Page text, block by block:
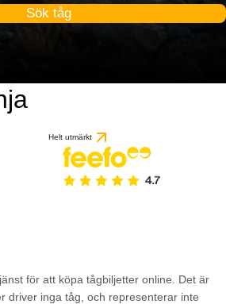
Sök tåg
Helt utmärkt
för att köpa tågbiljetter online. Det är
driver inga tåg, och representerar inte